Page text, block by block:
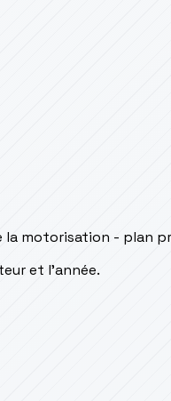
motorisation - plan
et l’année.